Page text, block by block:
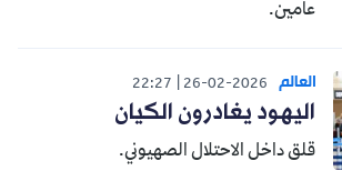
عامين.
العالم 26-02-2026
22:27
اليهود يغادرون الكيان
قلق داخل الاحتلال الصهيوني.